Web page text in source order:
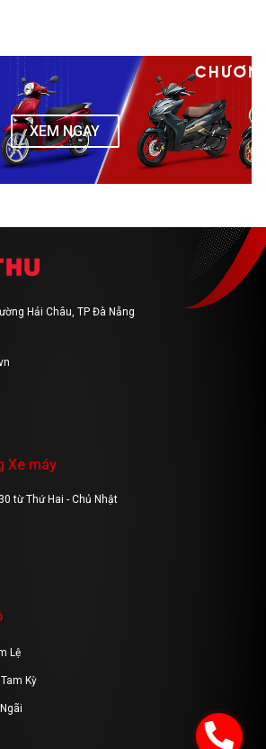
XEM NGAY
Hải Châu, TP Đà Nẵng
Xe máy
từ Thứ Hai - Chủ Nhật
Lệ
Kỳ